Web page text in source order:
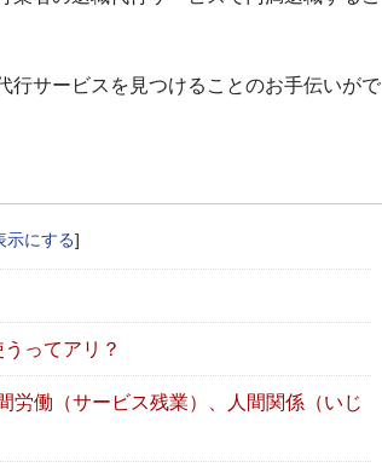
行サービスを見つけることのお手伝いがで
示にする]
ってアリ？
労働（サービス残業）、人間関係（いじ